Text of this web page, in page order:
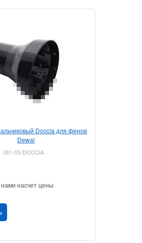
Doccia для фенов
Dewal
081-03-DOCCIA
насчет цены